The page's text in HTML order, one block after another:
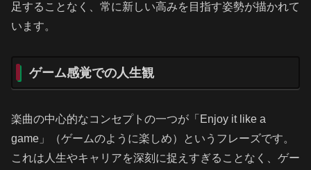
足することなく、常に新しい高みを目指す姿勢が描かれて
います。
ゲーム感覚での人生観
楽曲の中心的なコンセプトの一つが「Enjoy it like a
game」（ゲームのように楽しめ）というフレーズです。
これは人生やキャリアを深刻に捉えすぎることなく、ゲー